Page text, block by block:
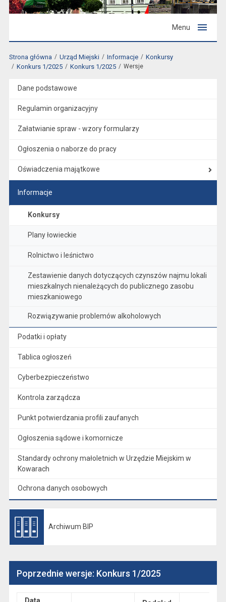
Menu
Strona główna Urząd Miejski Informacje
Konkursy
Konkurs 1/2025
Konkurs 1/2025 Wersje
Dane podstawowe
Regulamin organizacyjny
Załatwianie spraw - wzory formularzy
Ogłoszenia o naborze do pracy
Oświadczenia majątkowe
Informacje
Konkursy
Plany łowieckie
Rolnictwo i leśnictwo
Zestawienie danych dotyczących czynszów najmu lokali
mieszkalnych nienależących do publicznego zasobu
mieszkaniowego
Rozwiązywanie problemów alkoholowych
Podatki i opłaty
Tablica ogłoszeń
Cyberbezpieczeństwo
Kontrola zarządcza
Punkt potwierdzania profili zaufanych
Ogłoszenia sądowe i komornicze
Standardy ochrony małoletnich w Urzędzie Miejskim w
Kowarach
Ochrona danych osobowych
Archiwum BIP
Poprzednie wersje: Konkurs 1/2025